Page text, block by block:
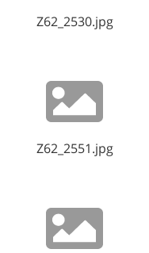
Z62_2530.jpg
Z62_2551.jpg